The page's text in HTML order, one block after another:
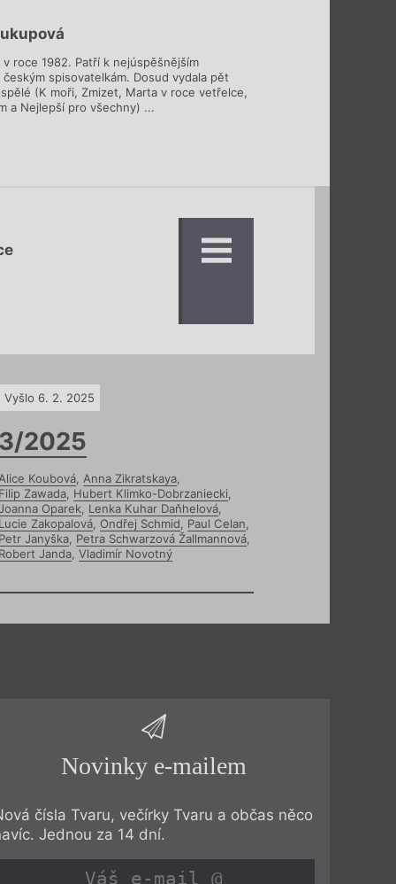
v roce 1982. Patří k nejúspěšnějším
českým spisovatelkám. Dosud vydala pět
(K moři, Zmizet, Marta v roce vetřelce,
a Nejlepší pro všechny) ...
Vyšlo 6. 2. 2025
2025
Koubová, Anna Zikratskaya,
Zawada, Hubert Klimko-Dobrzaniecki,
Oparek, Lenka Kuhar Daňhelová,
Zakopalová, Ondřej Schmid, Paul Celan,
Janyška, Petra Schwarzová Žallmannová,
Janda, Vladimír Novotný
Novinky e-mailem
čísla Tvaru, večírky Tvaru a občas něco
Jednou za 14 dní.